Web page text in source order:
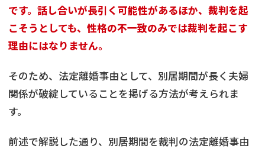
です。話し合いが長引く可能性があるほか、裁判を起
こそうとしても、性格の不一致のみでは裁判を起こす
理由にはなりません。
そのため、法定離婚事由として、別居期間が長く夫婦
関係が破綻していることを掲げる方法が考えられま
す。
前述で解説した通り、別居期間を裁判の法定離婚事由